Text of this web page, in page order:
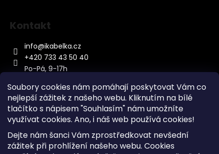
Soubory cookies nám pomáhají poskytovat Vám co
nejlepší zážitek z našeho webu. Kliknutím na bílé
tlačítko s nápisem "Souhlasím" nám umožníte
využívat cookies. Ano, i náš web používá cookies!
Dejte nám šanci Vám zprostředkovat nevšední
zážitek při prohlížení našeho webu. Cookies
Kontakt
info@ikabelka.cz
+420 733 43 50 40
Po-Pá, 9-17h
Kontakt
Sitemap